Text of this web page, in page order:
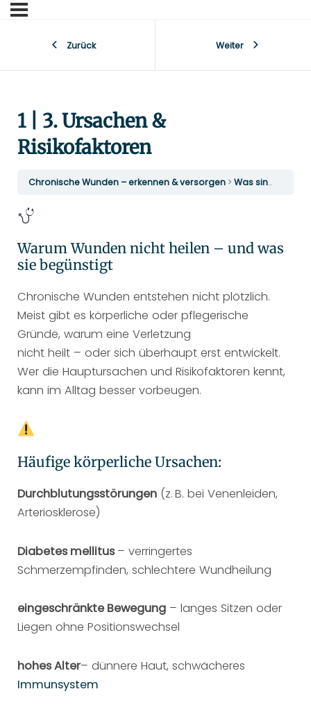
Zurück Weiter
1 | 3. Ursachen &
Risikofaktoren
Chronische Wunden – erkennen & versorgen Was sind Wunden
Warum Wunden nicht heilen – und was
sie begünstigt
Chronische Wunden entstehen nicht plötzlich.
Meist gibt es körperliche oder pflegerische
Gründe, warum eine Verletzung
nicht heilt – oder sich überhaupt erst entwickelt.
Wer die Hauptursachen und Risikofaktoren kennt,
kann im Alltag besser vorbeugen.
Häufige körperliche Ursachen:
Durchblutungsstörungen(z. B. bei Venenleiden,
Arteriosklerose)
Diabetes mellitus– verringertes
Schmerzempfinden, schlechtere Wundheilung
eingeschränkte Bewegung– langes Sitzen oder
Liegen ohne Positionswechsel
hohes Alter– dünnere Haut, schwächeres
Immunsystem